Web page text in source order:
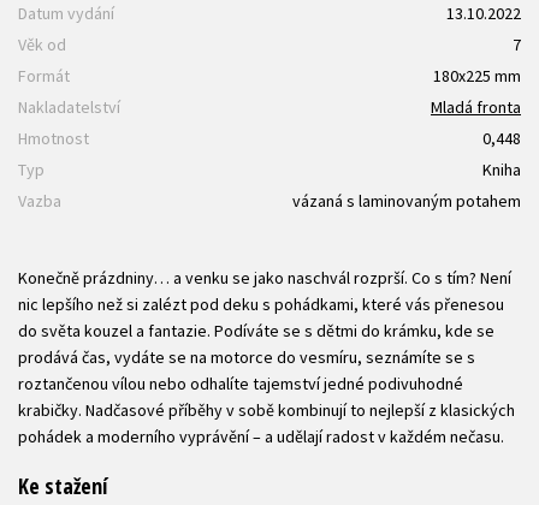
Datum vydání
13.10.2022
Věk od
7
Formát
180x225 mm
Nakladatelství
Mladá fronta
Hmotnost
0,448
Typ
Kniha
Vazba
vázaná s laminovaným potahem
Konečně prázdniny… a venku se jako naschvál rozprší. Co s tím? Není
nic lepšího než si zalézt pod deku s pohádkami, které vás přenesou
do světa kouzel a fantazie. Podíváte se s dětmi do krámku, kde se
prodává čas, vydáte se na motorce do vesmíru, seznámíte se s
roztančenou vílou nebo odhalíte tajemství jedné podivuhodné
krabičky. Nadčasové příběhy v sobě kombinují to nejlepší z klasických
pohádek a moderního vyprávění – a udělají radost v každém nečasu.
Ke stažení